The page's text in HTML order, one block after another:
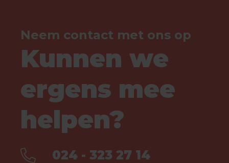
Neem contact met ons op
Kunnen we
ergens mee
helpen?
024 - 323 27 14